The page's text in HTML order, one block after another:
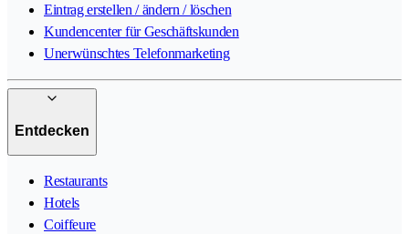
Eintrag erstellen / ändern / löschen
Kundencenter für Geschäftskunden
Unerwünschtes Telefonmarketing
Entdecken
Restaurants
Hotels
Coiffeure